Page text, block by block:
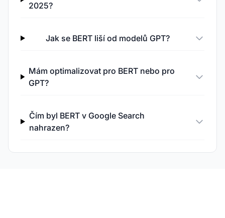
2025?
Jak se BERT liší od modelů GPT?
Mám optimalizovat pro BERT nebo pro
GPT?
Čím byl BERT v Google Search
nahrazen?